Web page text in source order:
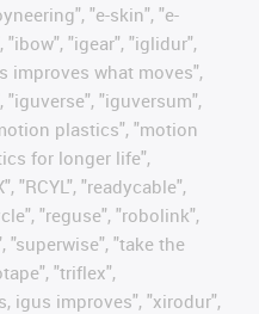
"e-skin", "e-
"igear", "iglidur",
improves what moves",
"iguverse", "iguversum",
plastics", "motion
for longer life",
"RCYL", "readycable",
"reguse", "robolink",
"superwise", "take the
"triflex",
igus improves", "xirodur",